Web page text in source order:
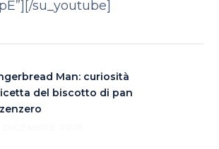
su_youtube]
Man: curiosità
del biscotto di pan